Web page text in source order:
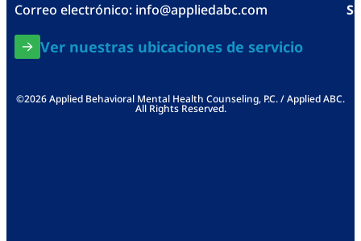
Correo electrónico: info@appliedabc.com
Ver nuestras ubicaciones de servicio
©2026 Applied Behavioral Mental Health Counseling, P.C. / Applied ABC.
All Rights Reserved.